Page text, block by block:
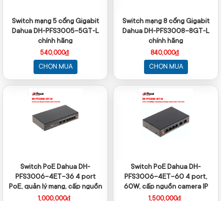
Switch mạng 5 cổng Gigabit
Dahua DH-PFS3005-5GT-L
chính hãng
540,000₫
CHỌN MUA
Switch mạng 8 cổng Gigabit
Dahua DH-PFS3008-8GT-L
chính hãng
840,000₫
CHỌN MUA
Switch PoE Dahua DH-
PFS3006-4ET-36 4 port
PoE, quản lý mạng, cấp nguồn
camera IP
1,000,000₫
Switch PoE Dahua DH-
PFS3006-4ET-60 4 port,
60W, cấp nguồn camera IP
1,500,000₫